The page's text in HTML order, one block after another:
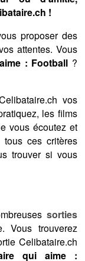
!
proposer des
attentes. Vous
: Football ?
vos
les films
vous écoutez et
ces critères
trouver si vous
sorties
Vous trouverez
Celibataire.ch
qui aime :